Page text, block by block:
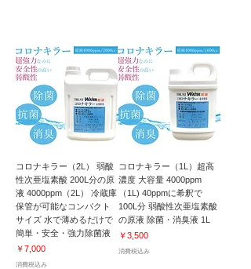
コロナキラー（2L） 弱酸
性次亜塩素酸 200L分の原
液 4000ppm（2L） 冷蔵庫
保管が可能なコンパクト
サイズ 水で薄めるだけで
簡単・安全・強力除菌液
価格
￥7,000
消費税込み
コロナキラー（1L）超高
濃度 大容量 4000ppm
（1L) 40ppmに希釈で
100L分 弱酸性次亜塩素酸
の原液 除菌・消臭液 1L
価格
￥3,500
消費税込み